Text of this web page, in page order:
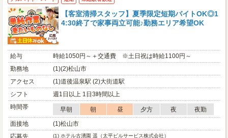
【客室清掃スタッフ】夏季限定短期バイトOK◎1
4:30終了で家事両立可能♪勤務エリア希望OK
給与
時給1050円～＋交通費 ※土日祝は時給1100円～
勤務地
(1)(2)松山市
アクセス
(1)道後温泉駅 (2)大街道駅
シフト
週1日以上 1日3時間以上
時間帯
早朝 朝 昼 夕方 夜
夜勤
面接地
(1)松山市
応募先
(1) ホテル古湧園 遥（太平ビルサービス株式会社）